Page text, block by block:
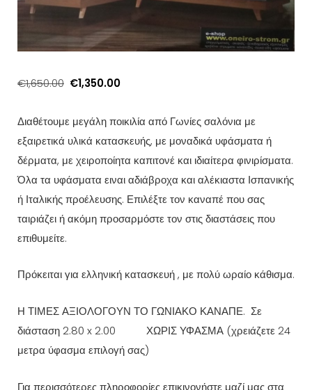
€1,650.00 Original
was:
€1,650.00.
€1,350.00
τιμή
είναι:
€1,350.00.
Διαθέτουμε μεγάλη ποικιλία από Γωνίες σαλόνια με
εξαιρετικά υλικά κατασκευής, με μοναδικά υφάσματα ή
δέρματα, με χειροποίητα καπιτονέ και ιδιαίτερα φινιρίσματα.
Όλα τα υφάσματα ειναι αδιάβροχα και αλέκιαστα Ισπανικής
ή Ιταλικής προέλευσης. Επιλέξτε τον καναπέ που σας
ταιριάζει ή ακόμη προσαρμόστε τον στις διαστάσεις που
επιθυμείτε.
Πρόκειται για ελληνική κατασκευή , με πολύ ωραίο κάθισμα.
Η ΤΙΜΕΣ ΑΞΙΟΛΟΓΟΥΝ ΤΟ ΓΩΝΙΑΚΟ ΚΑΝΑΠΕ. Σε
διάσταση 2.80 x 2.00 ΧΩΡΙΣ ΥΦΑΣΜΑ (χρειάζετε 24
μετρα ύφασμα επιλογή σας)
Για περισσότερες πληροφορίες επικινονήστε μαζί μας στα